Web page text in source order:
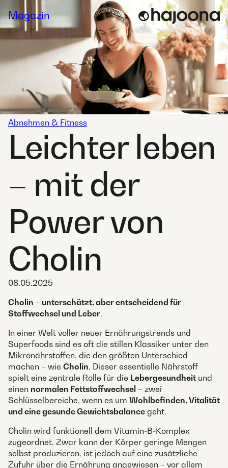
to
content
Magazin
Abnehmen & Fitness
Leichter leben
– mit der
Power von
Cholin
08.05.2025
Cholin – unterschätzt, aber entscheidend für
Stoffwechsel und Leber.
In einer Welt voller neuer Ernährungstrends und
Superfoods sind es oft die stillen Klassiker unter den
Mikronährstoffen, die den größten Unterschied
machen – wie Cholin. Dieser essentielle Nährstoff
spielt eine zentrale Rolle für die Lebergesundheit und
einen normalen Fettstoffwechsel – zwei
Schlüsselbereiche, wenn es um Wohlbefinden, Vitalität
und eine gesunde Gewichtsbalance geht.
Cholin wird funktionell dem Vitamin-B-Komplex
zugeordnet. Zwar kann der Körper geringe Mengen
selbst produzieren, ist jedoch auf eine zusätzliche
Zufuhr über die Ernährung angewiesen – vor allem